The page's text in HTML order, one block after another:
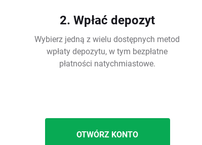
2. Wpłać depozyt
Wybierz jedną z wielu dostępnych metod
wpłaty depozytu, w tym bezpłatne
płatności natychmiastowe.
OTWÓRZ KONTO